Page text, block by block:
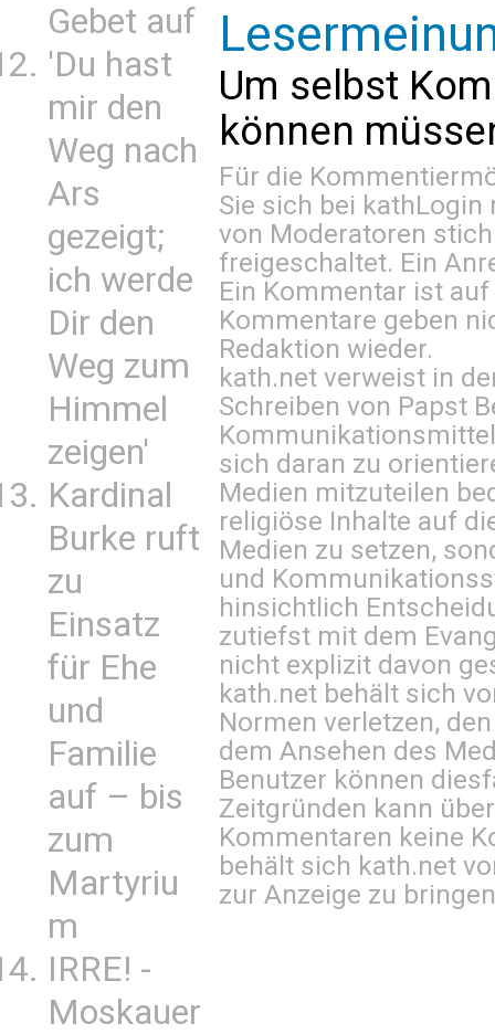
Gebet auf
'Du hast
mir den
Weg nach
Ars
gezeigt;
ich werde
Dir den
Weg zum
Himmel
zeigen'
Kardinal
Burke ruft
zu
Einsatz
für Ehe
und
Familie
auf – bis
zum
Martyriu
m
IRRE! -
Moskauer
Um selbst
können
Für die
Sie sich bei kathLogin
von Moderatoren
freigeschaltet. Ein
Ein Kommentar ist
Kommentare geben
Redaktion wieder.
kath.net verweist in
Schreiben von Papst
sich daran zu
Medien mitzuteilen
religiöse Inhalte auf
Medien zu setzen,
und
hinsichtlich
zutiefst mit dem
nicht explizit davon
kath.net behält sich
Normen verletzen,
dem Ansehen des
Benutzer können
Zeitgründen kann
Kommentaren keine
behält sich kath.net
zur Anzeige zu